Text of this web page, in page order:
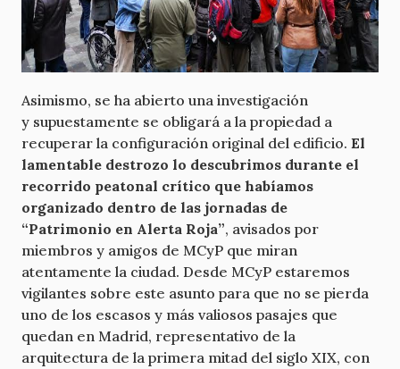
Asimismo, se ha abierto una investigación
y supuestamente se obligará a la propiedad a
recuperar la configuración original del edificio. El
lamentable destrozo lo descubrimos durante el
recorrido peatonal crítico que habíamos
organizado dentro de las jornadas de
“Patrimonio en Alerta Roja”, avisados por
miembros y amigos de MCyP que miran
atentamente la ciudad. Desde MCyP estaremos
vigilantes sobre este asunto para que no se pierda
uno de los escasos y más valiosos pasajes que
quedan en Madrid, representativo de la
arquitectura de la primera mitad del siglo XIX, con